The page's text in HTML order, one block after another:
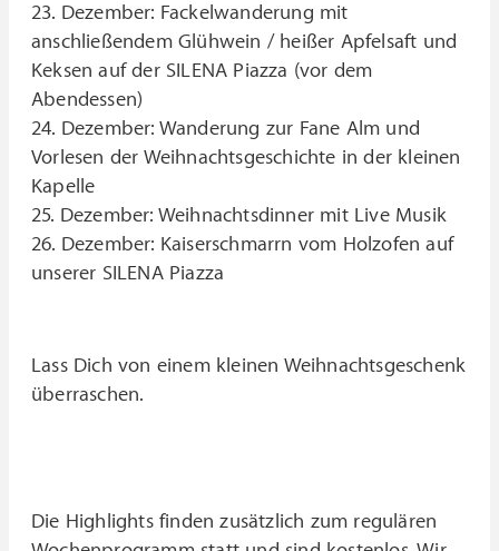
23. Dezember: Fackelwanderung mit
anschließendem Glühwein / heißer Apfelsaft und
Keksen auf der SILENA Piazza (vor dem
Abendessen)
24. Dezember: Wanderung zur Fane Alm und
Vorlesen der Weihnachtsgeschichte in der kleinen
Kapelle
25. Dezember: Weihnachtsdinner mit Live Musik
26. Dezember: Kaiserschmarrn vom Holzofen auf
unserer SILENA Piazza
Lass Dich von einem kleinen Weihnachtsgeschenk
überraschen.
Die Highlights finden zusätzlich zum regulären